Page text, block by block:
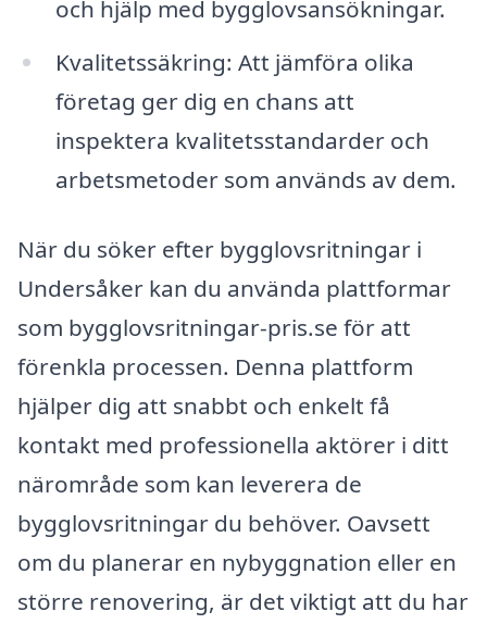
och hjälp med bygglovsansökningar.
Kvalitetssäkring: Att jämföra olika
företag ger dig en chans att
inspektera kvalitetsstandarder och
arbetsmetoder som används av dem.
När du söker efter bygglovsritningar i
Undersåker kan du använda plattformar
som bygglovsritningar-pris.se för att
förenkla processen. Denna plattform
hjälper dig att snabbt och enkelt få
kontakt med professionella aktörer i ditt
närområde som kan leverera de
bygglovsritningar du behöver. Oavsett
om du planerar en nybyggnation eller en
större renovering, är det viktigt att du har